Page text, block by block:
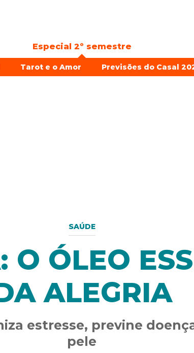
Especial 2º semestre
Tarot e o Amor Previsões do Casal
SAÚDE
O ÓLEO
ALEGRIA
estresse, previne
pele